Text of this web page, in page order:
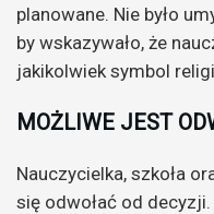
planowane. Nie było
by wskazywało, że
jakikolwiek symbol
MOŻLIWE JEST
Nauczycielka, szkoła
się odwołać od